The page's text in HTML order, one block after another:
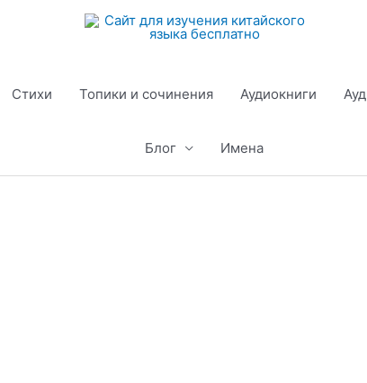
Стихи Топики и сочинения Аудиокниги
Блог Имена